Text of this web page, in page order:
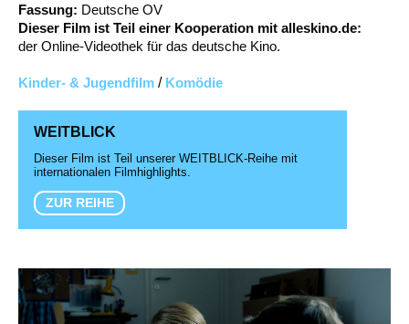
Fassung: Deutsche OV
Dieser Film ist Teil einer Kooperation mit alleskino.de:
der Online-Videothek für das deutsche Kino.
Kinder- & Jugendfilm / Komödie
WEITBLICK
Dieser Film ist Teil unserer WEITBLICK-Reihe mit
internationalen Filmhighlights.
ZUR REIHE